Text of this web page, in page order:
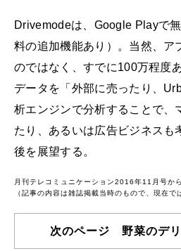
Drivemodeは、Google Playで
料の追加機能あり）。当然、ア
のではなく、すでに100万程度
データを「外部に売ったり、
析エンジンで分析することで、
たり、あるいは広告ビジネスも
後を展望する。
月刊テレコミュニケーション2016年11月号か
（記事の内容は雑誌掲載当時のもので、現在で
次のページ 野菜のデ